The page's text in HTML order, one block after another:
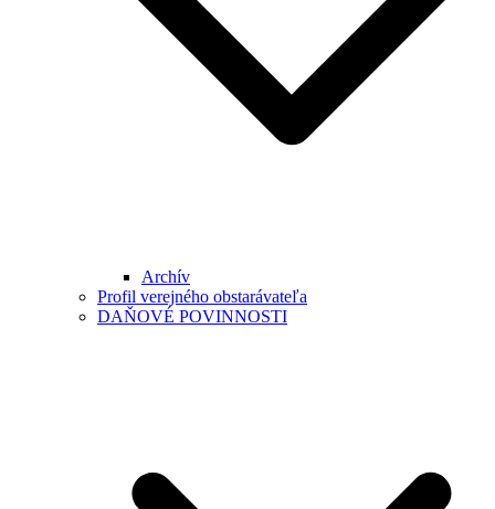
Archív
Profil verejného obstarávateľa
DAŇOVÉ POVINNOSTI